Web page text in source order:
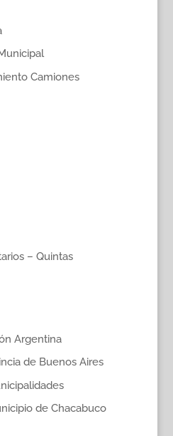
Camiones
– Quintas
Argentina
de Buenos Aires
de Chacabuco